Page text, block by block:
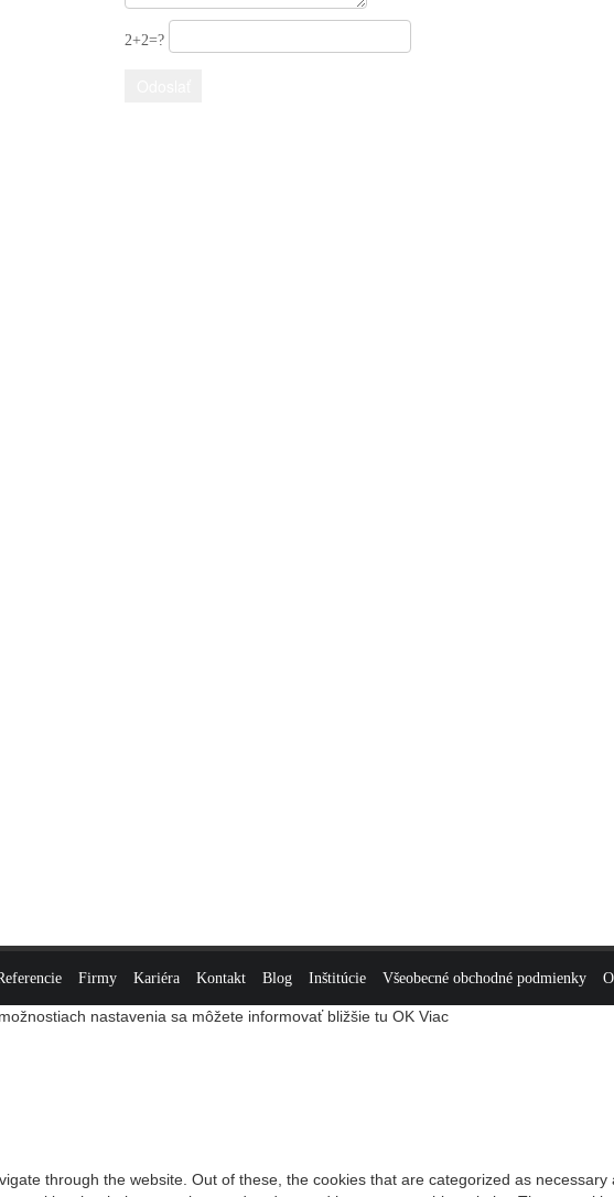
2+2=?
Firmy Kariéra Kontakt Blog Inštitúcie Všeobecné obchodné podmienky
nastavenia sa môžete informovať bližšie tu OK Viac
through the website. Out of these, the cookies that are categorized as